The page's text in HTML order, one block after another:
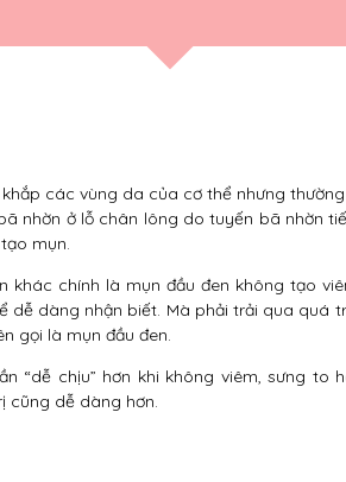
các vùng da của cơ thể nhưng
nhờn ở lỗ chân lông do tuyến bã nhờn
mụn.
chính là mụn đầu đen không tạo
dễ dàng nhận biết. Mà phải trải qua quá
gọi là mụn đầu đen.
“dễ chịu” hơn khi không viêm, sưng to
cũng dễ dàng hơn.